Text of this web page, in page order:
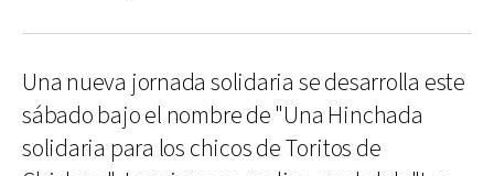
Una nueva jornada solidaria se desarrolla este
sábado bajo el nombre de "Una Hinchada
solidaria para los chicos de Toritos de